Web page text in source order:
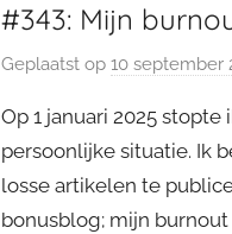
#343: Mijn
Geplaatst op 10 september
Op 1 januari 2025
persoonlijke situatie. Ik
losse artikelen te
bonusblog; mijn